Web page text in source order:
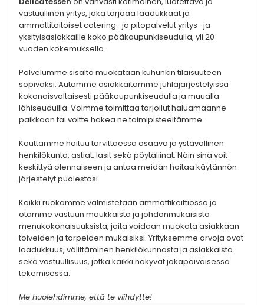
vastuullinen yritys, joka tarjoaa laadukkaat ja
ammattitaitoiset catering- ja pitopalvelut yritys- ja
yksityisasiakkaille koko pääkaupunkiseudulla, yli 20
vuoden kokemuksella.
Palvelumme sisältö muokataan kuhunkin tilaisuuteen
sopivaksi. Autamme asiakkaitamme juhlajärjestelyissä
kokonaisvaltaisesti pääkaupunkiseudulla ja muualla
lähiseuduilla. Voimme toimittaa tarjoilut haluamaanne
paikkaan tai voitte hakea ne toimipisteeltämme.
Kauttamme hoituu tarvittaessa osaava ja ystävällinen
henkilökunta, astiat, lasit sekä pöytäliinat. Näin sinä voit
keskittyä olennaiseen ja antaa meidän hoitaa käytännön
järjestelyt puolestasi.
Kaikki ruokamme valmistetaan ammattikeittiössä ja
otamme vastuun maukkaista ja johdonmukaisista
menukokonaisuuksista, joita voidaan muokata asiakkaan
toiveiden ja tarpeiden mukaisiksi. Yrityksemme arvoja ovat
laadukkuus, välittäminen henkilökunnasta ja asiakkaista
sekä vastuullisuus, jotka kaikki näkyvät jokapäiväisessä
tekemisessä.
Me huolehdimme, että te viihdytte!